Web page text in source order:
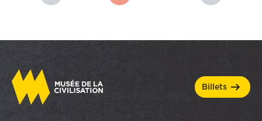
billets